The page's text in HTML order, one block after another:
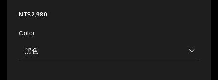
NT$2,980
Color